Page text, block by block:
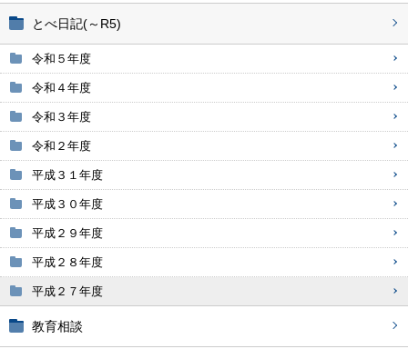
とべ日記(～R5)
令和５年度
令和４年度
令和３年度
令和２年度
平成３１年度
平成３０年度
平成２９年度
平成２８年度
平成２７年度
教育相談